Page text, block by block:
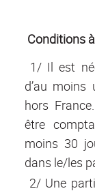
Conditions
1/ Il est
d’au
hors
être
moins 30
dans le/les
2/ Une